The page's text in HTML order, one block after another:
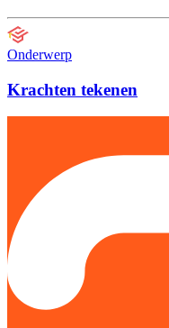
Onderwerp
Krachten tekenen